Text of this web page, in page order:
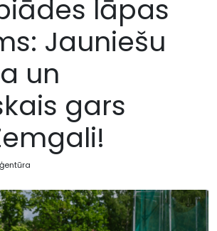
lāpas
Jauniešu
un
gars